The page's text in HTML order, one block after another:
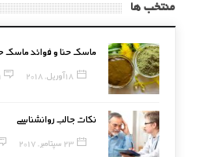
منتخب ها
ماسک حنا و فوائد ماسک
18 آوریل, 2018
نکات جالب روانشناسی
23 سپتامبر, 2017